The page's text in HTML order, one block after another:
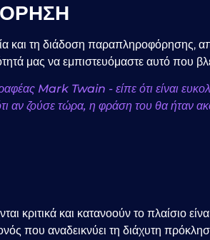
και τη διάδοση
μας να εμπιστευόμαστε αυτό που
Mark Twain - είπε ότι είναι
αν ζούσε τώρα, η φράση του θα ήταν
κριτικά και κατανοούν το πλαίσιο
που αναδεικνύει τη διάχυτη